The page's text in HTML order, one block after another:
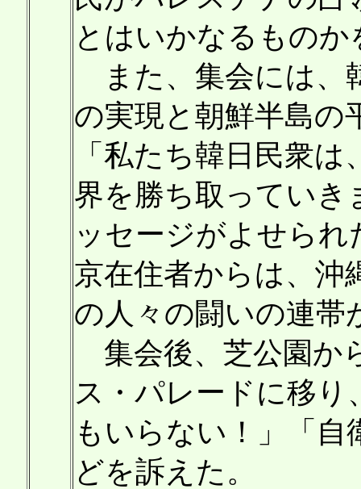
とはいかなるもの
また、集会には、
の実現と朝鮮半島の
「私たち韓日民衆
界を勝ち取っていき
ッセージがよせられ
京在住者からは、沖
の人々の闘いの連帯
集会後、芝公園か
ス・パレードに移り
もいらない！」「
どを訴えた。